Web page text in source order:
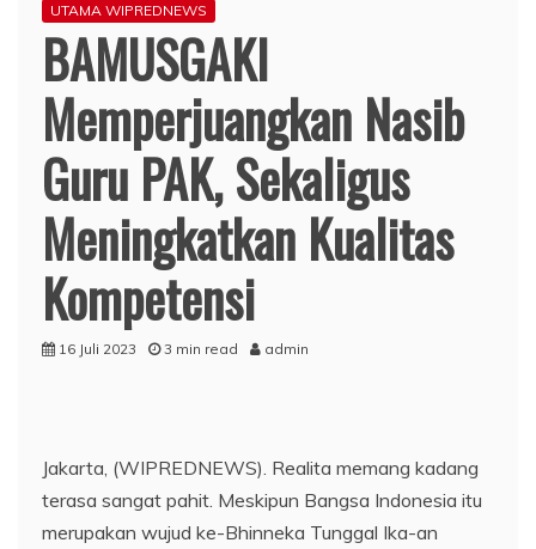
UTAMA WIPREDNEWS
BAMUSGAKI
Memperjuangkan Nasib
Guru PAK, Sekaligus
Meningkatkan Kualitas
Kompetensi
16 Juli 2023 3 min read admin
Jakarta, (WIPREDNEWS). Realita memang kadang
terasa sangat pahit. Meskipun Bangsa Indonesia itu
merupakan wujud ke-Bhinneka Tunggal Ika-an